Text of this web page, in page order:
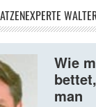
Wie
man